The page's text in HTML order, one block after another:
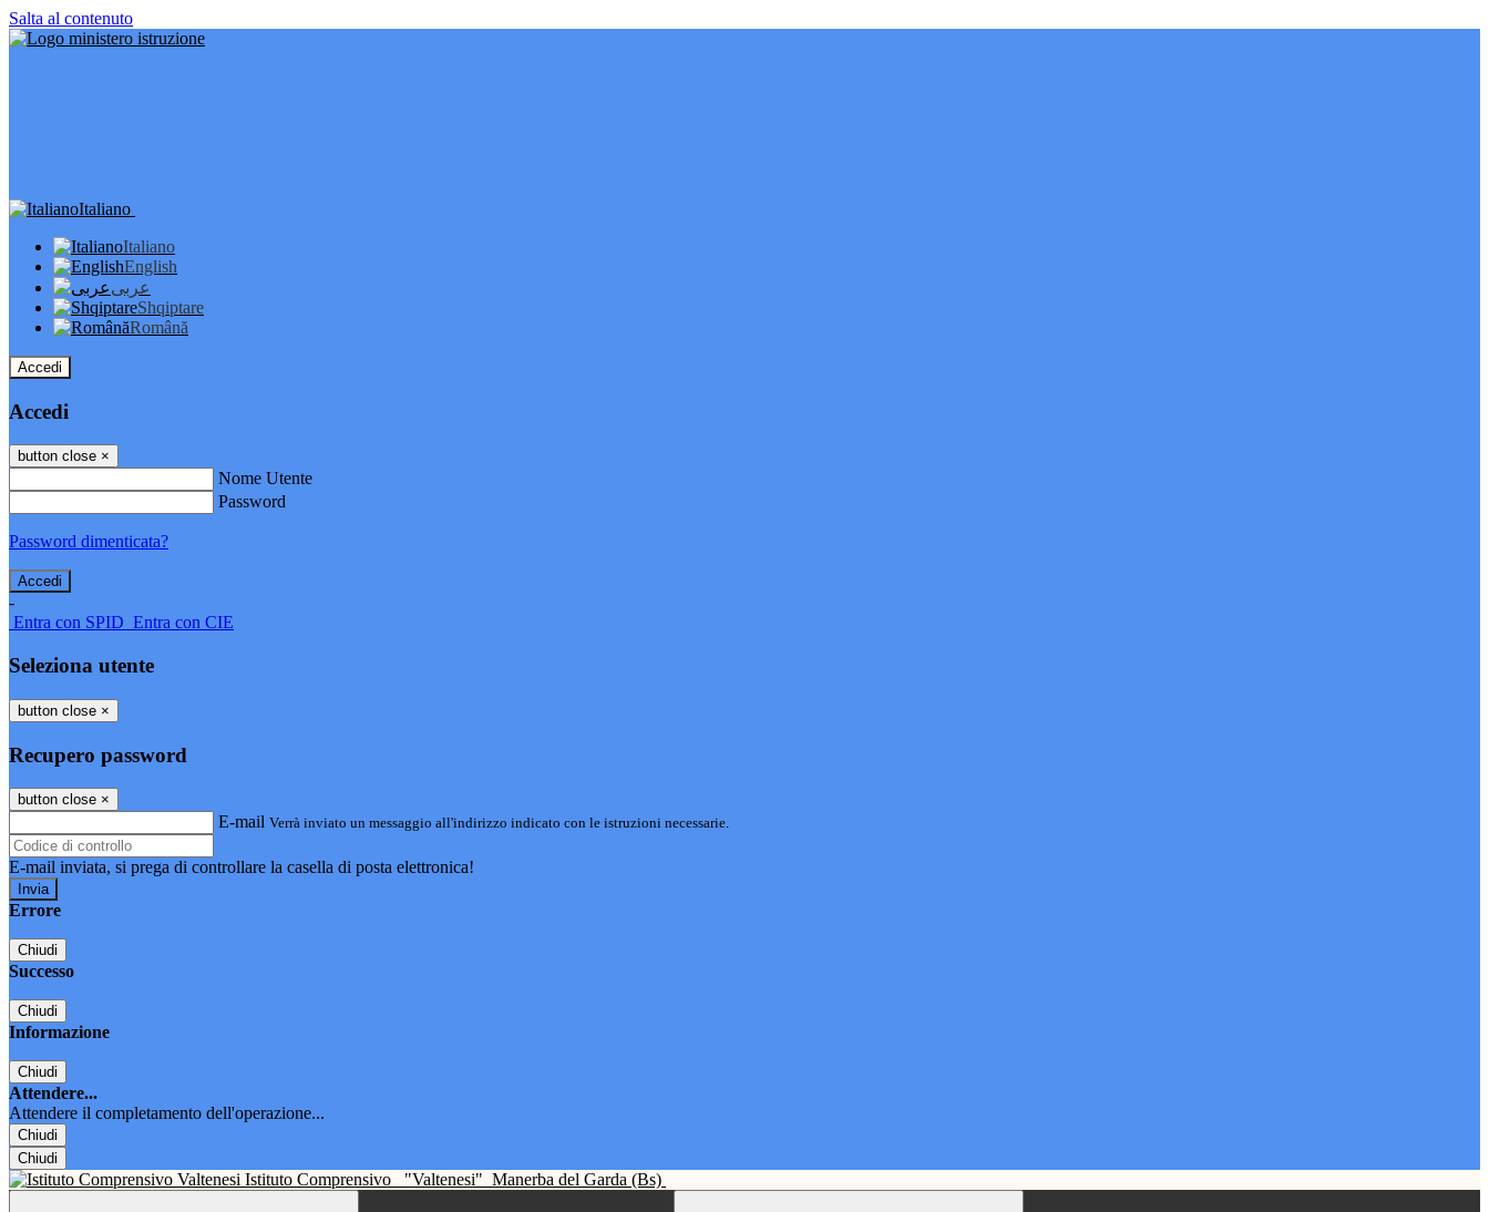
Salta al contenuto
Italiano
Italiano
English
عربى
Shqiptare
Română
Accedi
Accedi
button close ×
Nome Utente
Password
Password dimenticata?
-
Entra con SPID Entra con CIE
Seleziona utente
button close ×
Recupero password
button close ×
E-mail Verrà inviato un messaggio all'indirizzo indicato con le istruzioni necessarie.
E-mail inviata, si prega di controllare la casella di posta elettronica!
Errore
Chiudi
Successo
Chiudi
Informazione
Chiudi
Attendere...
Attendere il completamento dell'operazione...
Chiudi
Chiudi
Istituto Comprensivo "Valtenesi" Manerba del Garda (Bs)